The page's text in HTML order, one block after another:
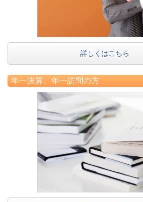
詳しくはこちら
年一決算、年一訪問の方